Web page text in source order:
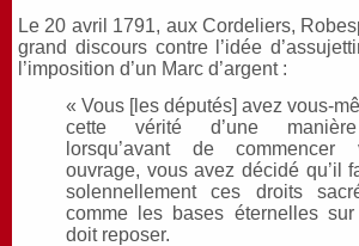
Le 20 avril 1791, aux Cordeliers,
grand discours contre l’idée
l’imposition d’un Marc d’argent :
« Vous [les députés] avez vous-
cette vérité d’une manière
lorsqu’avant de commencer
ouvrage, vous avez décidé qu’il
solennellement ces droits
comme les bases éternelles sur
doit reposer.